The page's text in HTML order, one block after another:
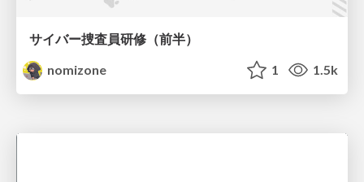
サイバー捜査員研修（前半）
nomizone
1 1.5k